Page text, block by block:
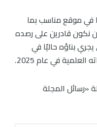
في موقع مناسب بما
نكون قادرين على رصده
بناؤه حاليًا في
في عام 2025.
«رسائل المجلة